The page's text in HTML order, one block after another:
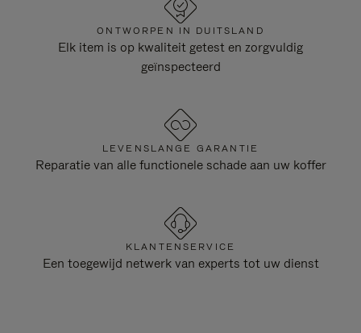
ONTWORPEN IN DUITSLAND
Elk item is op kwaliteit getest en zorgvuldig
geïnspecteerd
LEVENSLANGE GARANTIE
Reparatie van alle functionele schade aan uw koffer
KLANTENSERVICE
Een toegewijd netwerk van experts tot uw dienst